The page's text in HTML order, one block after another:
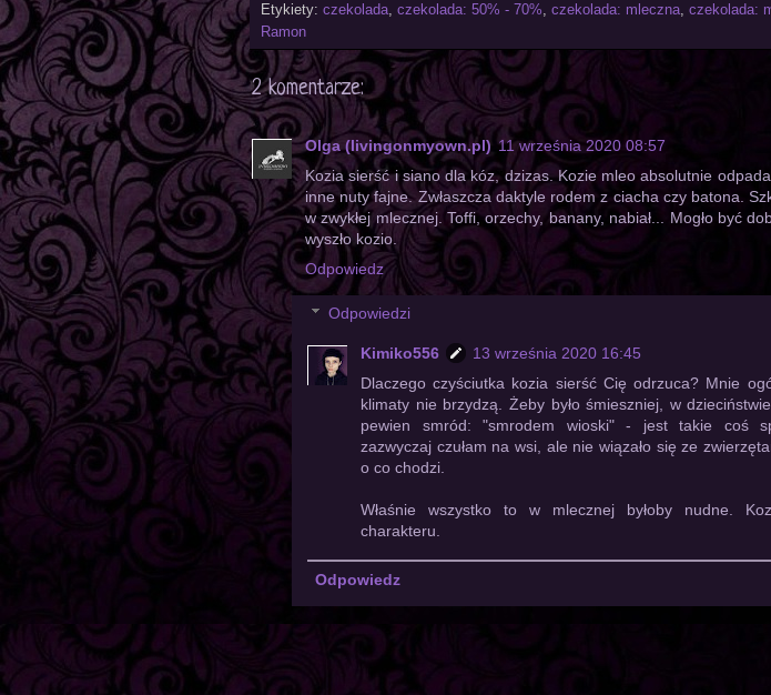
Etykiety: czekolada, czekolada: 50% - 70%, czekolada: mleczna, czekolada:
Ramon
2 komentarze:
Olga (livingonmyown.pl) 11 września 2020 08:57
Kozia sierść i siano dla kóz, dzizas. Kozie mleo absolutnie
inne nuty fajne. Zwłaszcza daktyle rodem z ciacha czy batona.
w zwykłej mlecznej. Toffi, orzechy, banany, nabiał... Mogło być
wyszło kozio.
Odpowiedz
Odpowiedzi
Kimiko556
13 września 2020 16:45
Dlaczego czyściutka kozia sierść Cię odrzuca? Mnie
klimaty nie brzydzą. Żeby było śmieszniej, w
pewien smród: "smrodem wioski" - jest takie coś
zazwyczaj czułam na wsi, ale nie wiązało się ze
o co chodzi.
Właśnie wszystko to w mlecznej byłoby nudne.
charakteru.
Odpowiedz